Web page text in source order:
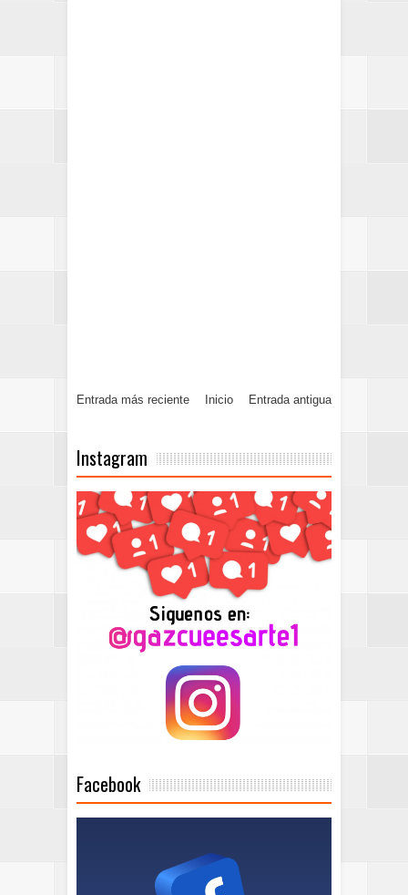
Entrada más reciente Entrada antigua
Inicio
Instagram
Facebook